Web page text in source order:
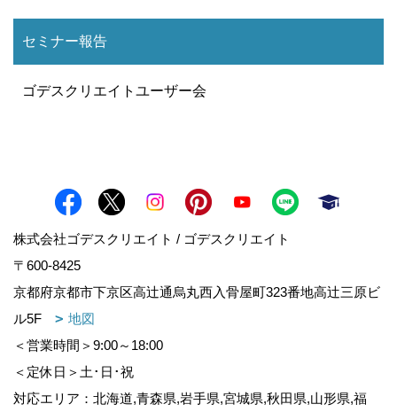
セミナー報告
ゴデスクリエイトユーザー会
株式会社ゴデスクリエイト / ゴデスクリエイト
〒600-8425
京都府京都市下京区高辻通烏丸西入骨屋町323番地高辻三原ビ
ル5F
地図
＜営業時間＞9:00～18:00
＜定休日＞土･日･祝
対応エリア：北海道,青森県,岩手県,宮城県,秋田県,山形県,福